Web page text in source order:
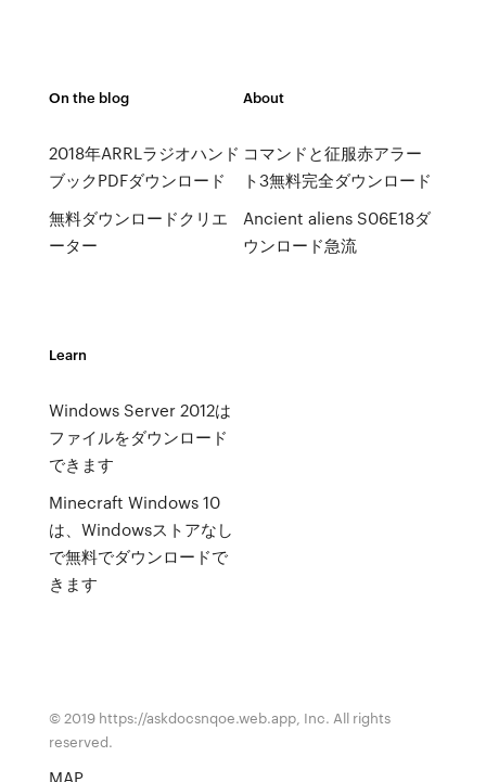
On the blog
2018年ARRLラジオハンド
ブックPDFダウンロード
無料ダウンロードクリエ
ーター
About
コマンドと征服赤アラー
ト3無料完全ダウンロード
Ancient aliens S06E18ダ
ウンロード急流
Learn
Windows Server 2012は
ファイルをダウンロード
できます
Minecraft Windows 10
は、Windowsストアなし
で無料でダウンロードで
きます
© 2019 https://askdocsnqoe.web.app, Inc. All rights
reserved.
MAP